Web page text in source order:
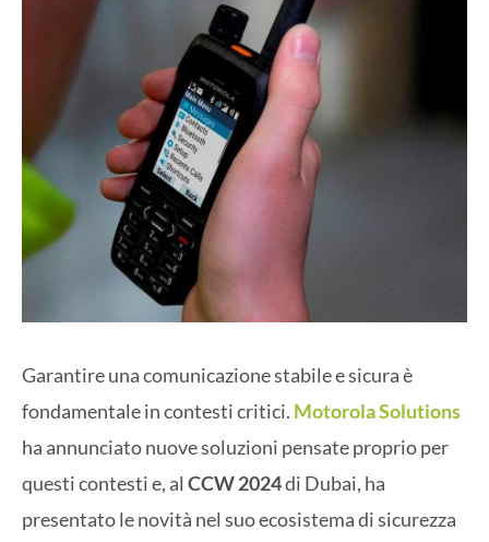
Garantire una comunicazione stabile e sicura è
fondamentale in contesti critici. Motorola Solutions
ha annunciato nuove soluzioni pensate proprio per
questi contesti e, al CCW 2024di Dubai, ha
presentato le novità nel suo ecosistema di sicurezza